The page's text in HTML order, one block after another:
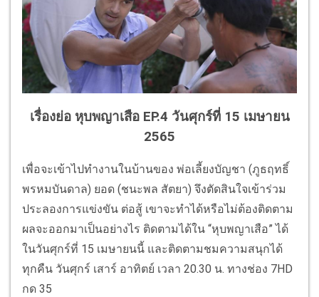
เรื่องย่อ หุบพญาเสือ EP.4 วันศุกร์ที่ 15 เมษายน
2565
เพื่อจะเข้าไปทำงานในบ้านของ พ่อเลี้ยงบัญชา (ภูธฤทธิ์
พรหมบันดาล) ยอด (ชนะพล สัตยา) จึงตัดสินใจเข้าร่วม
ประลองการแข่งขัน ต่อสู้ เขาจะทำได้หรือไม่ต้องติดตาม
ผลจะออกมาเป็นอย่างไร ติดตามได้ใน “หุบพญาเสือ” ได้
ในวันศุกร์ที่ 15 เมษายนนี้ และติดตามชมความสนุกได้
ทุกคืน วันศุกร์ เสาร์ อาทิตย์ เวลา 20.30 น. ทางช่อง 7HD
กด 35